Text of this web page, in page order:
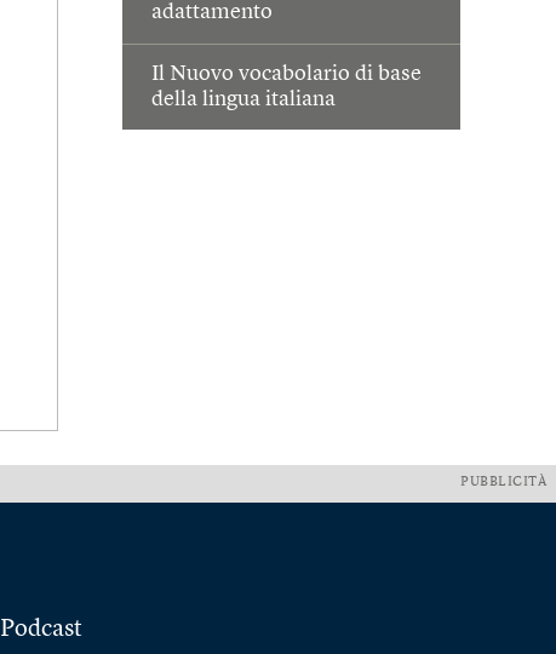
adattamento
Il Nuovo vocabolario di base
della lingua italiana
PUBBLICITÀ
Podcast